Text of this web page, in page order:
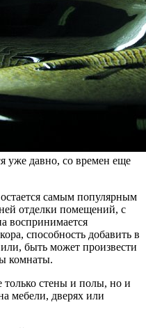
уже давно, со времен еще
остается самым популярным
отделки помещений, с
воспринимается
способность добавить в
быть может произвести
комнаты.
только стены и полы, но и
мебели, дверях или